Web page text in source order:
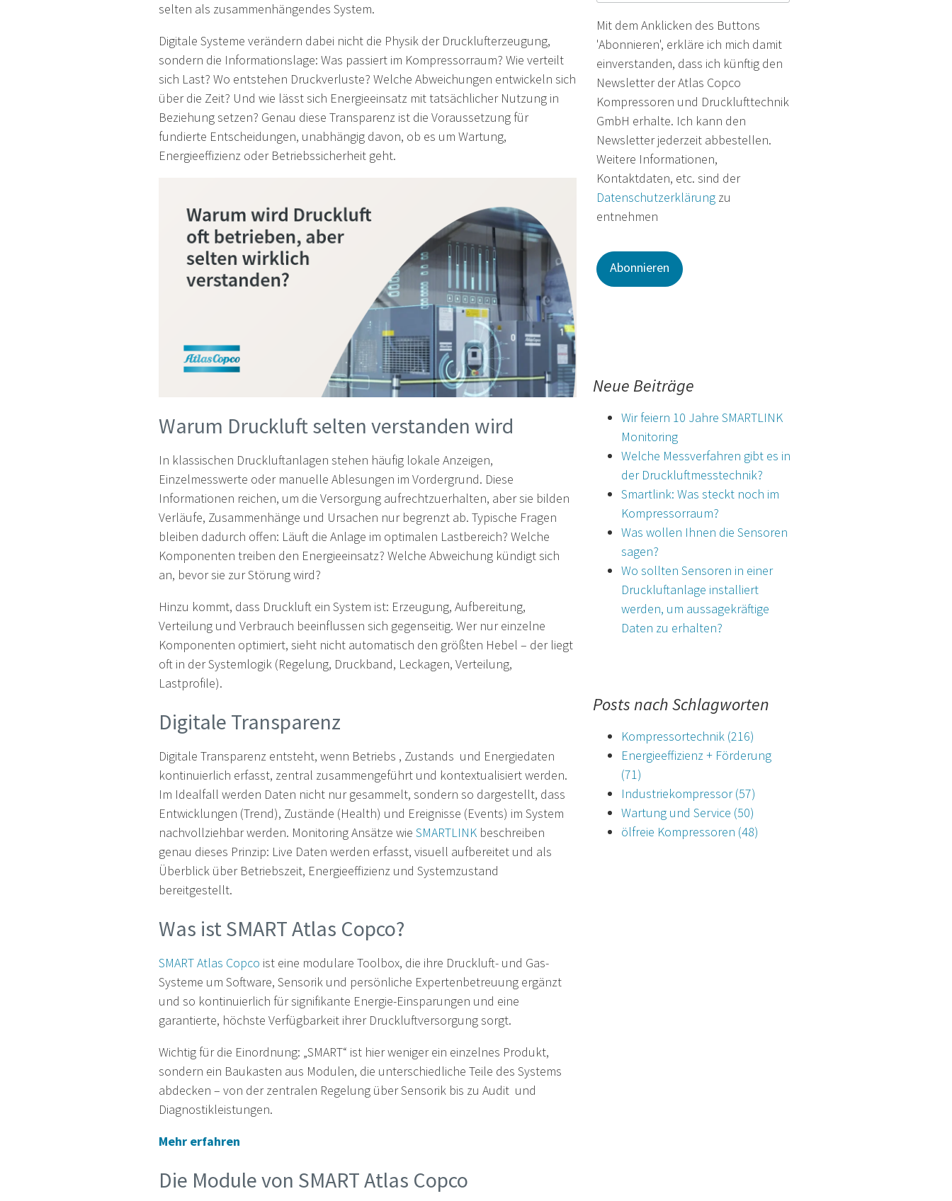
selten als zusammenhängendes System.
Digitale Systeme verändern dabei nicht die Physik der Drucklufterzeugung,
sondern die Informationslage: Was passiert im Kompressorraum? Wie verteilt
sich Last? Wo entstehen Druckverluste? Welche Abweichungen entwickeln sich
über die Zeit? Und wie lässt sich Energieeinsatz mit tatsächlicher Nutzung in
Beziehung setzen? Genau diese Transparenz ist die Voraussetzung für
fundierte Entscheidungen, unabhängig davon, ob es um Wartung,
Energieeffizienz oder Betriebssicherheit geht.
Warum Druckluft selten verstanden wird
In klassischen Druckluftanlagen stehen häufig lokale Anzeigen,
Einzelmesswerte oder manuelle Ablesungen im Vordergrund. Diese
Informationen reichen, um die Versorgung aufrechtzuerhalten, aber sie bilden
Verläufe, Zusammenhänge und Ursachen nur begrenzt ab. Typische Fragen
bleiben dadurch offen: Läuft die Anlage im optimalen Lastbereich? Welche
Komponenten treiben den Energieeinsatz? Welche Abweichung kündigt sich
an, bevor sie zur Störung wird?
Hinzu kommt, dass Druckluft ein System ist: Erzeugung, Aufbereitung,
Verteilung und Verbrauch beeinflussen sich gegenseitig. Wer nur einzelne
Komponenten optimiert, sieht nicht automatisch den größten Hebel – der liegt
oft in der Systemlogik (Regelung, Druckband, Leckagen, Verteilung,
Lastprofile).
Digitale Transparenz
Digitale Transparenz entsteht, wenn Betriebs , Zustands und Energiedaten
kontinuierlich erfasst, zentral zusammengeführt und kontextualisiert werden.
Im Idealfall werden Daten nicht nur gesammelt, sondern so dargestellt, dass
Entwicklungen (Trend), Zustände (Health) und Ereignisse (Events) im System
nachvollziehbar werden. Monitoring Ansätze wie SMARTLINK beschreiben
genau dieses Prinzip: Live Daten werden erfasst, visuell aufbereitet und als
Überblick über Betriebszeit, Energieeffizienz und Systemzustand
bereitgestellt.
Was ist SMART Atlas Copco?
SMART Atlas Copco ist eine modulare Toolbox, die ihre Druckluft- und Gas-
Systeme um Software, Sensorik und persönliche Expertenbetreuung ergänzt
und so kontinuierlich für signifikante Energie-Einsparungen und eine
garantierte, höchste Verfügbarkeit ihrer Druckluftversorgung sorgt.
Wichtig für die Einordnung: „SMART“ ist hier weniger ein einzelnes Produkt,
sondern ein Baukasten aus Modulen, die unterschiedliche Teile des Systems
abdecken – von der zentralen Regelung über Sensorik bis zu Audit und
Diagnostikleistungen.
Mehr erfahren
Die Module von SMART Atlas Copco
Mit dem Anklicken des Buttons
'Abonnieren', erkläre ich mich damit
einverstanden, dass ich künftig den
Newsletter der Atlas Copco
Kompressoren und Drucklufttechnik
GmbH erhalte. Ich kann den
Newsletter jederzeit abbestellen.
Weitere Informationen,
Kontaktdaten, etc. sind der
Datenschutzerklärungzu
entnehmen
Neue Beiträge
Wir feiern 10 Jahre SMARTLINK
Monitoring
Welche Messverfahren gibt es in
der Druckluftmesstechnik?
Smartlink: Was steckt noch im
Kompressorraum?
Was wollen Ihnen die Sensoren
sagen?
Wo sollten Sensoren in einer
Druckluftanlage installiert
werden, um aussagekräftige
Daten zu erhalten?
Posts nach Schlagworten
Kompressortechnik (216)
Energieeffizienz + Förderung
(71)
Industriekompressor(57)
Wartung und Service (50)
ölfreie Kompressoren (48)